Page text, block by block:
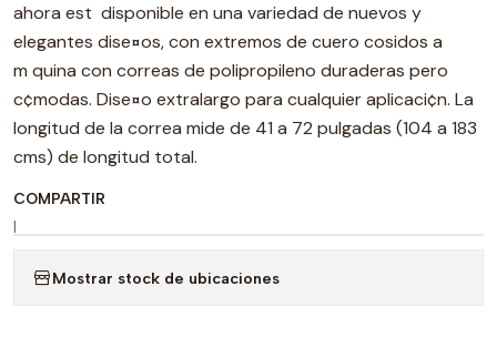
ahora est disponible en una variedad de nuevos y
elegantes dise¤os, con extremos de cuero cosidos a
m quina con correas de polipropileno duraderas pero
c¢modas. Dise¤o extralargo para cualquier aplicaci¢n. La
longitud de la correa mide de 41 a 72 pulgadas (104 a 183
cms) de longitud total.
COMPARTIR
|
Mostrar stock de ubicaciones